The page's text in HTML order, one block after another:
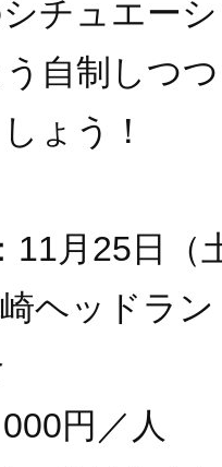
チュエー
自制しつ
ょう！
11月25日（
ヘッドラ
円／人